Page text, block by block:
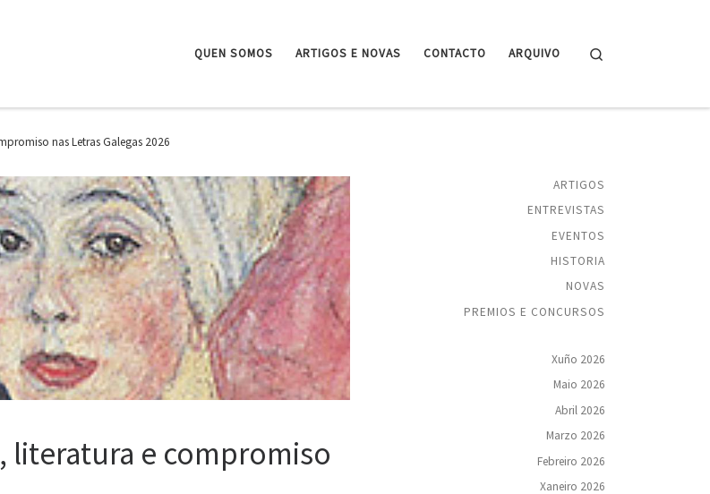
QUEN SOMOS ARTIGOS E NOVAS CONTACTO ARQUIVO
nas Letras Galegas 2026
literatura e compromiso
ARTIGOS
ENTREVISTAS
EVENTOS
HISTORIA
NOVAS
PREMIOS E CONCURSOS
Xuño 2026
Maio 2026
Abril 2026
Marzo 2026
Febreiro 2026
Xaneiro 2026